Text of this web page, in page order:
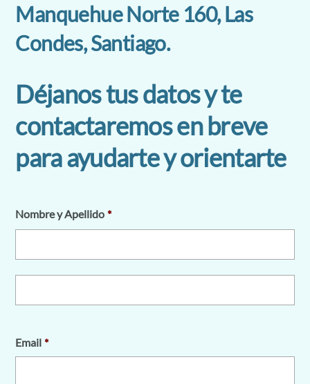
Manquehue Norte 160, Las
Condes, Santiago.
Déjanos tus datos y te
contactaremos en breve
para ayudarte y orientarte
Nombre y Apellido *
Email *